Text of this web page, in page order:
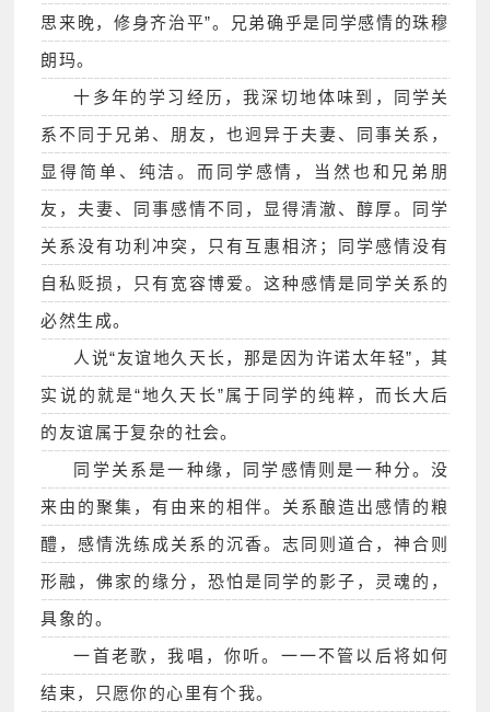
思来晚，修身齐治平”。兄弟确乎是同学感情的珠穆
朗玛。
十多年的学习经历，我深切地体味到，同学关
系不同于兄弟、朋友，也迥异于夫妻、同事关系，
显得简单、纯洁。而同学感情，当然也和兄弟朋
友，夫妻、同事感情不同，显得清澈、醇厚。同学
关系没有功利冲突，只有互惠相济；同学感情没有
自私贬损，只有宽容博爱。这种感情是同学关系的
必然生成。
人说“友谊地久天长，那是因为许诺太年轻”，其
实说的就是“地久天长”属于同学的纯粹，而长大后
的友谊属于复杂的社会。
同学关系是一种缘，同学感情则是一种分。没
来由的聚集，有由来的相伴。关系酿造出感情的粮
醴，感情洗练成关系的沉香。志同则道合，神合则
形融，佛家的缘分，恐怕是同学的影子，灵魂的，
具象的。
一首老歌，我唱，你听。一一不管以后将如何
结束，只愿你的心里有个我。